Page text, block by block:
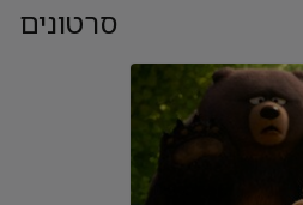
סרטונים